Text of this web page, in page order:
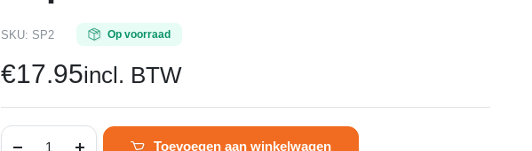
SKU: SP2 Op voorraad
€17.95incl. BTW
Kunststof
Toevoegen aan winkelwagen